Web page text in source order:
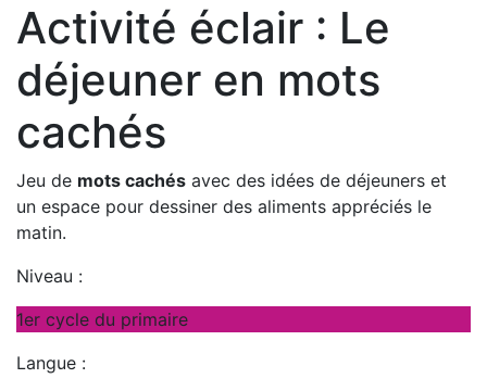
Activité éclair : Le
déjeuner en mots
cachés
Jeu de mots cachés avec des idées de déjeuners et
un espace pour dessiner des aliments appréciés le
matin.
Niveau :
1er cycle du primaire
Langue :